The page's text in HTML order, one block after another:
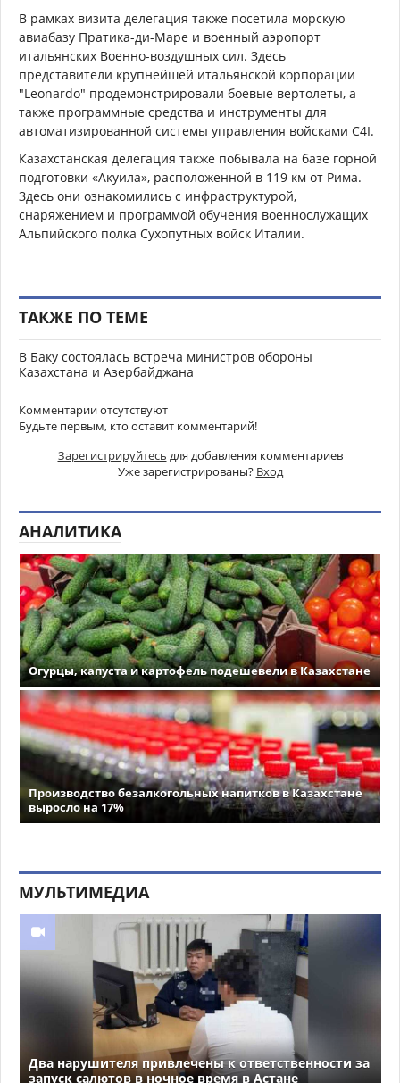
В рамках визита делегация также посетила морскую
авиабазу Пратика-ди-Маре и военный аэропорт
итальянских Военно-воздушных сил. Здесь
представители крупнейшей итальянской корпорации
"Leonardo" продемонстрировали боевые вертолеты, а
также программные средства и инструменты для
автоматизированной системы управления войсками C4I.
Казахстанская делегация также побывала на базе горной
подготовки «Акуила», расположенной в 119 км от Рима.
Здесь они ознакомились с инфраструктурой,
снаряжением и программой обучения военнослужащих
Альпийского полка Сухопутных войск Италии.
ТАКЖЕ ПО ТЕМЕ
В Баку состоялась встреча министров обороны
Казахстана и Азербайджана
Комментарии отсутствуют
Будьте первым, кто оставит комментарий!
Зарегистрируйтесь для добавления комментариев
Уже зарегистрированы? Вход
АНАЛИТИКА
Огурцы, капуста и картофель подешевели в Казахстане
Производство безалкогольных напитков в Казахстане
выросло на 17%
МУЛЬТИМЕДИА
Два нарушителя привлечены к ответственности за
запуск салютов в ночное время в Астане